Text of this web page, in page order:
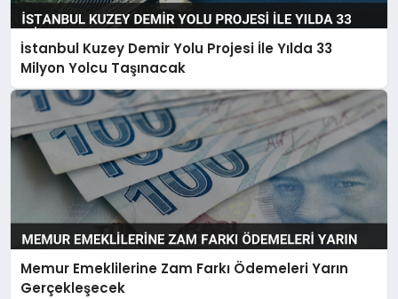
İstanbul Kuzey Demir Yolu Projesi İle Yılda 33
Milyon Yolcu Taşınacak
Memur Emeklilerine Zam Farkı Ödemeleri Yarın
Gerçekleşecek